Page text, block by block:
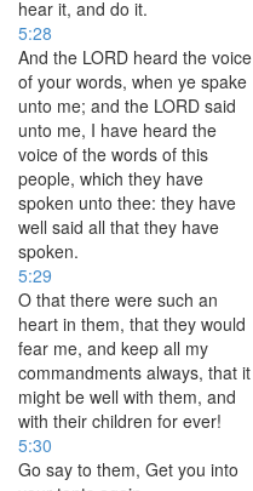
hear it, and do it.
5:28
And the LORD heard the voice
of your words, when ye spake
unto me; and the LORD said
unto me, I have heard the
voice of the words of this
people, which they have
spoken unto thee: they have
well said all that they have
spoken.
5:29
O that there were such an
heart in them, that they would
fear me, and keep all my
commandments always, that it
might be well with them, and
with their children for ever!
5:30
Go say to them, Get you into